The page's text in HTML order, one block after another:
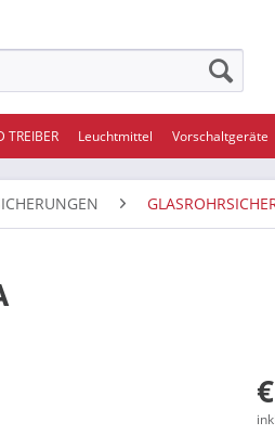
TREIBER Leuchtmittel Vorschaltgeräte